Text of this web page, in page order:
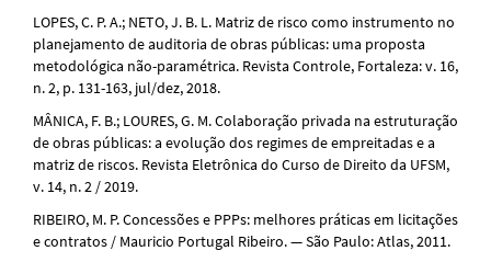
LOPES, C. P. A.; NETO, J. B. L. Matriz de risco como instrumento no
planejamento de auditoria de obras públicas: uma proposta
metodológica não-paramétrica. Revista Controle, Fortaleza: v. 16,
n. 2, p. 131-163, jul/dez, 2018.
MÂNICA, F. B.; LOURES, G. M. Colaboração privada na estruturação
de obras públicas: a evolução dos regimes de empreitadas e a
matriz de riscos. Revista Eletrônica do Curso de Direito da UFSM,
v. 14, n. 2 / 2019.
RIBEIRO, M. P. Concessões e PPPs: melhores práticas em licitações
e contratos / Mauricio Portugal Ribeiro. — São Paulo: Atlas, 2011.